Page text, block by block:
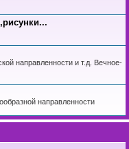
направленности и т.д. Вечное-
направленности